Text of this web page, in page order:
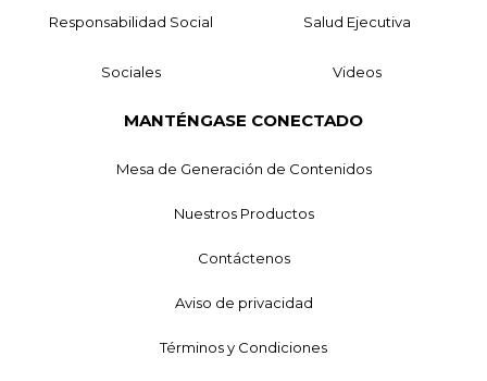
Responsabilidad Social Salud Ejecutiva
Sociales Videos
MANTÉNGASE CONECTADO
Mesa de Generación de Contenidos
Nuestros Productos
Contáctenos
Aviso de privacidad
Términos y Condiciones